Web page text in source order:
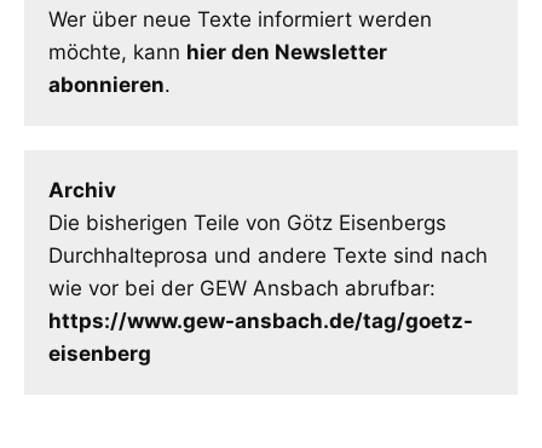
Wer über neue Texte informiert werden
möchte, kann hier den Newsletter
abonnieren.
Archiv
Die bisherigen Teile von Götz Eisenbergs
Durchhalteprosa und andere Texte sind nach
wie vor bei der GEW Ansbach abrufbar:
https://www.gew-ansbach.de/tag/goetz-
eisenberg